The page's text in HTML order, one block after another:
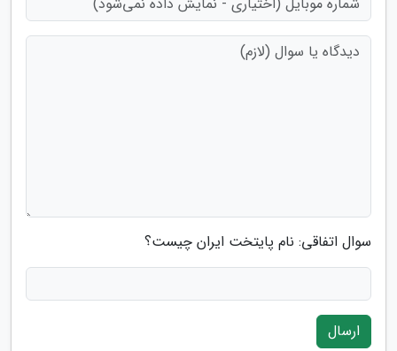
سوال اتفاقی: نام پایتخت ایران چیست؟
ارسال